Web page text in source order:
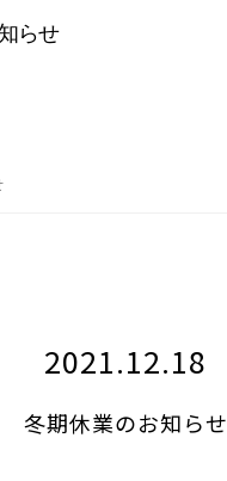
らせ
2021.12.18
冬期休業のお知らせ